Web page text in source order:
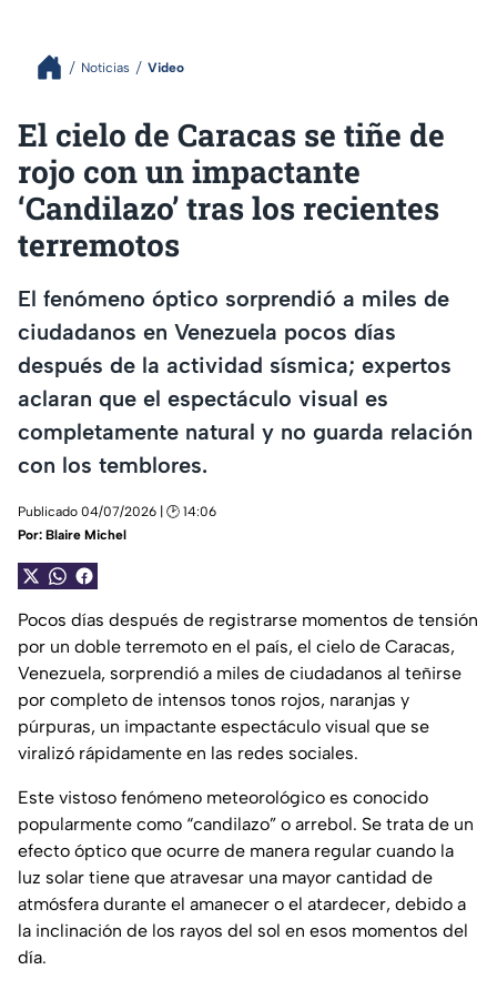
Noticias Video
El cielo de Caracas se tiñe de
rojo con un impactante
‘Candilazo’ tras los recientes
terremotos
El fenómeno óptico sorprendió a miles de
ciudadanos en Venezuela pocos días
después de la actividad sísmica; expertos
aclaran que el espectáculo visual es
completamente natural y no guarda relación
con los temblores.
Publicado 04/07/2026 | 🕑 14:06
Por: Blaire Michel
Pocos días después de registrarse momentos de tensión
por un doble terremoto en el país, el cielo de Caracas,
Venezuela, sorprendió a miles de ciudadanos al teñirse
por completo de intensos tonos rojos, naranjas y
púrpuras, un impactante espectáculo visual que se
viralizó rápidamente en las redes sociales.
Este vistoso fenómeno meteorológico es conocido
popularmente como “candilazo” o arrebol. Se trata de un
efecto óptico que ocurre de manera regular cuando la
luz solar tiene que atravesar una mayor cantidad de
atmósfera durante el amanecer o el atardecer, debido a
la inclinación de los rayos del sol en esos momentos del
día.